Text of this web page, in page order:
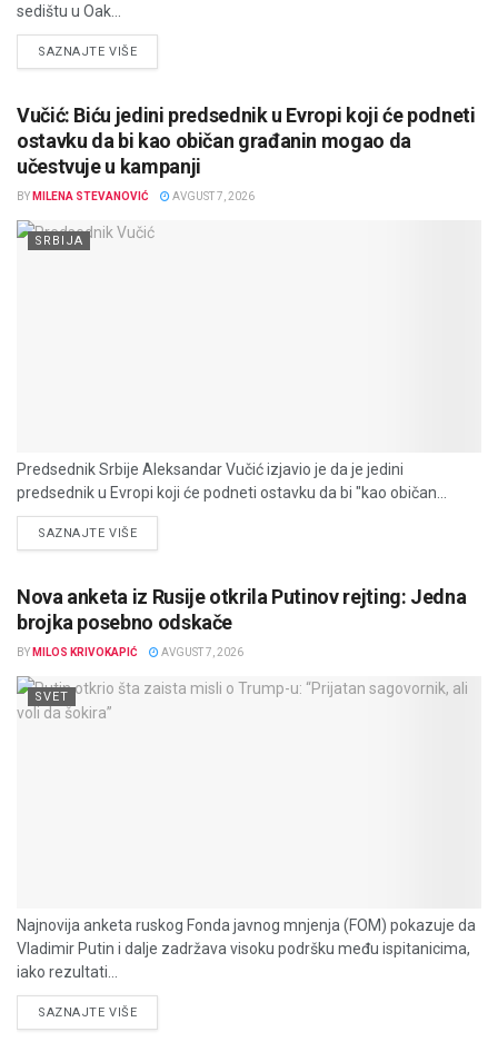
sedištu u Oak...
SAZNAJTE VIŠEDETAILS
Vučić: Biću jedini predsednik u Evropi koji će podneti
ostavku da bi kao običan građanin mogao da
učestvuje u kampanji
BY MILENA STEVANOVIĆ AVGUST 7, 2026
SRBIJA
Predsednik Srbije Aleksandar Vučić izjavio je da je jedini
predsednik u Evropi koji će podneti ostavku da bi "kao običan...
SAZNAJTE VIŠEDETAILS
Nova anketa iz Rusije otkrila Putinov rejting: Jedna
brojka posebno odskače
BY MILOS KRIVOKAPIĆ AVGUST 7, 2026
SVET
Najnovija anketa ruskog Fonda javnog mnjenja (FOM) pokazuje da
Vladimir Putin i dalje zadržava visoku podršku među ispitanicima,
iako rezultati...
SAZNAJTE VIŠEDETAILS